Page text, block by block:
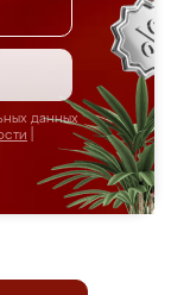
данных